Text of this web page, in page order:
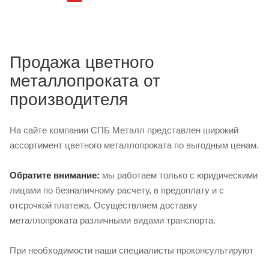
Продажа цветного
металлопроката от
производителя
На сайте компании СПБ Металл представлен широкий
ассортимент цветного металлопроката по выгодным ценам.
Обратите внимание: мы работаем только с юридическими
лицами по безналичному расчету, в предоплату и с
отсрочкой платежа. Осуществляем доставку
металлопроката различными видами транспорта.
При необходимости наши специалисты проконсультируют